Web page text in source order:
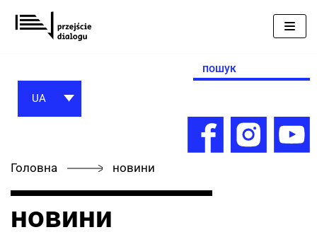
Перейти
до
Search
for:
UA
Головна новини
новини